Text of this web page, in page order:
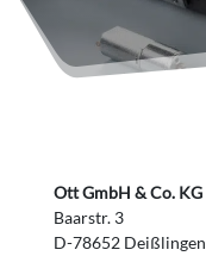
Ott GmbH & Co. KG
Baarstr. 3
D-78652 Deißlingen